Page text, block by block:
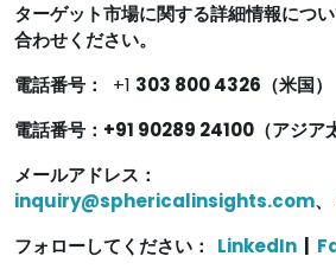
ターゲット市場に関する詳細情報につ
合わせください。
電話番号：
+1 303 800 4326（米国）
電話番号：+91 90289 24100（アジア
メールアドレス：
inquiry@sphericalinsights.com、
フォローしてください： LinkedIn